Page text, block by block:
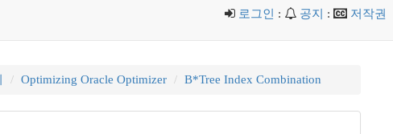
로그인 : 공지 : 저작권
Optimizing Oracle Optimizer B*Tree Index Combination